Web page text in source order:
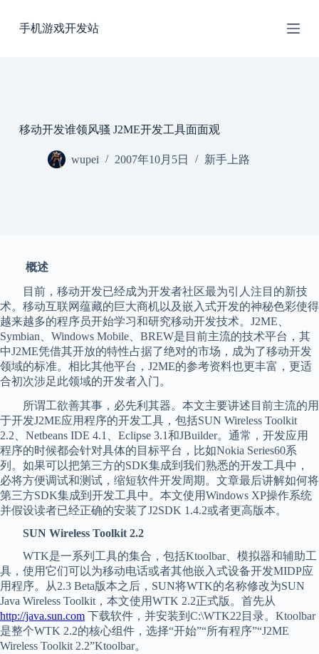
过
手机游戏开发站
移动开发谁领风骚 J2ME开发工具面面观
wupei 2007年10月5日 新手上路
概述
目前，移动开发已经成为开发者社区最为引人注目的新技
术。移动互联网蕴藏的巨大商机以及嵌入式开发的神秘色彩使得
越来越多的程序员开始学习和研究移动开发技术。J2ME、
Symbian、Windows Mobile、BREW是目前主流的技术平台，其
中J2ME凭借其开放的特性占据了绝对的市场，成为了移动开发
领域的标准。相比其他平台，J2ME的参考资料也更丰富，更适
合初次涉足此领域的开发者入门。
所谓工欲善其事，必先利其器。本文主要讲述目前主流的用
于开发J2ME应用程序的开发工具，包括SUN Wireless Toolkit
2.2、Netbeans IDE 4.1、Eclipse 3.1和JBuilder。通常，开发应用
程序的时候都会针对具体的目标平台，比如Nokia Series60系
列。如果可以把第三方的SDK集成到我们熟悉的开发工具中，
必将方便调试和测试，缩短软件开发周期。文章最后讲解如何将
第三方SDK集成到开发工具中。本文使用Windows XP操作系统
并假设读者已经正确的安装了J2SDK 1.4.2或者更高版本。
SUN Wireless Toolkit 2.2
WTK是一系列工具的集合，包括Ktoolbar、模拟器和辅助工
具，使用它们可以为移动电话或者其他嵌入式设备开发MIDP应
用程序。从2.3 Beta版本之后，SUN将WTK的名称修改为SUN
Java Wireless Toolkit，本文使用WTK 2.2正式版。首先从
http://java.sun.com 下载软件，并安装到C:\WTK22目录。Ktoolbar
是整个WTK 2.2的核心组件，选择“开始”“所有程序”“J2ME
Wireless Toolkit 2.2”Ktoolbar。